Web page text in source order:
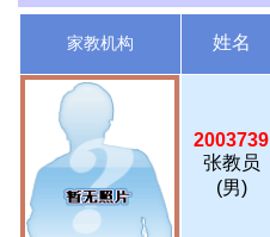
家教机构 姓名
2003739
张教员
(男)